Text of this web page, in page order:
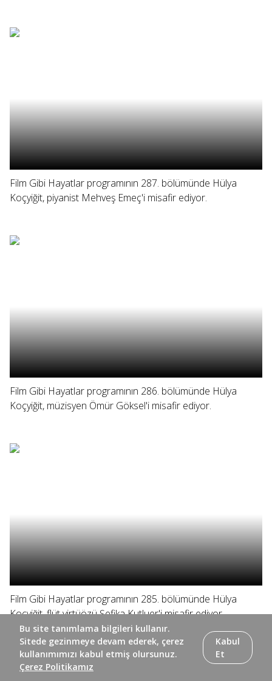
Film Gibi Hayatlar programının 287. bölümünde Hülya
Koçyiğit, piyanist Mehveş Emeç'i misafir ediyor.
Film Gibi Hayatlar programının 286. bölümünde Hülya
Koçyiğit, müzisyen Ömür Göksel'i misafir ediyor.
Film Gibi Hayatlar programının 285. bölümünde Hülya
Koçyiğit, flüt virtüözü Şefika Kutluer'i misafir ediyor.
Bu site tanımlama bilgileri kullanır.
Sitede gezinmeye devam ederek, çerez
kullanımımızı kabul etmiş olursunuz.
Çerez Politikamız
Kabul
Et